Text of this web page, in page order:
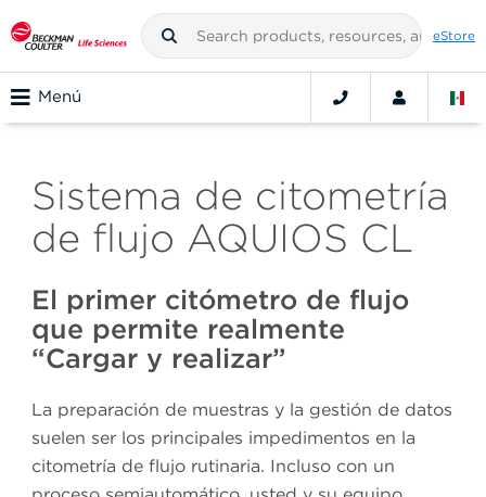
eStore
Menú
Sistema de citometría
de flujo AQUIOS CL
El primer citómetro de flujo
que permite realmente
“Cargar y realizar”
La preparación de muestras y la gestión de datos
suelen ser los principales impedimentos en la
citometría de flujo rutinaria. Incluso con un